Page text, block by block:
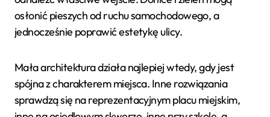
osłonić pieszych od ruchu samochodowego, a
jednocześnie poprawić estetykę ulicy.
Mała architektura działa najlepiej wtedy, gdy jest
spójna z charakterem miejsca. Inne rozwiązania
sprawdzą się na reprezentacyjnym placu miejskim,